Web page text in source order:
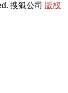
搜狐公司 版权